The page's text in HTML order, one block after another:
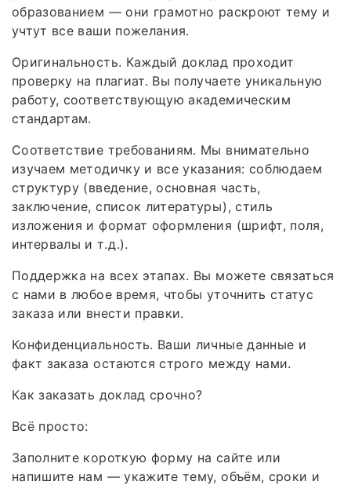
образованием — они грамотно раскроют тему и
учтут все ваши пожелания.
Оригинальность. Каждый доклад проходит
проверку на плагиат. Вы получаете уникальную
работу, соответствующую академическим
стандартам.
Соответствие требованиям. Мы внимательно
изучаем методичку и все указания: соблюдаем
структуру (введение, основная часть,
заключение, список литературы), стиль
изложения и формат оформления (шрифт, поля,
интервалы и т. д.).
Поддержка на всех этапах. Вы можете связаться
с нами в любое время, чтобы уточнить статус
заказа или внести правки.
Конфиденциальность. Ваши личные данные и
факт заказа остаются строго между нами.
Как заказать доклад срочно?
Всё просто:
Заполните короткую форму на сайте или
напишите нам — укажите тему, объём, сроки и